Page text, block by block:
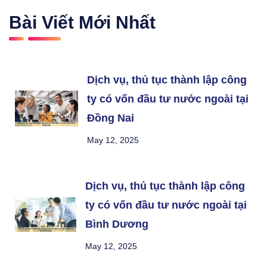
Bài Viết Mới Nhất
Dịch vụ, thủ tục thành lập công
ty có vốn đầu tư nước ngoài tại
Đồng Nai
May 12, 2025
Dịch vụ, thủ tục thành lập công
ty có vốn đầu tư nước ngoài tại
Bình Dương
May 12, 2025